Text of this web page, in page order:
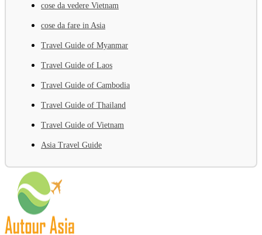
cose da vedere Vietnam
cose da fare in Asia
Travel Guide of Myanmar
Travel Guide of Laos
Travel Guide of Cambodia
Travel Guide of Thailand
Travel Guide of Vietnam
Asia Travel Guide